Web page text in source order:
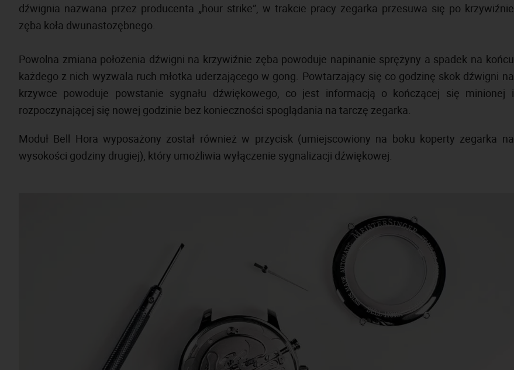
dźwignia nazwana przez producenta „hour strike”, w trakcie pracy zegarka przesuwa się po krzywiźnie
zęba koła dwunastozębnego.
Powolna zmiana położenia dźwigni na krzywiźnie zęba powoduje napinanie sprężyny a spadek na końcu
każdego z nich wyzwala ruch młotka uderzającego w gong. Powtarzający się co godzinę skok dźwigni na
krzywce powoduje powstanie sygnału dźwiękowego, co jest informacją o kończącej się minionej i
rozpoczynającej się nowej godzinie bez konieczności spoglądania na tarczę zegarka.
Moduł Bell Hora wyposażony został również w przycisk (umiejscowiony na boku koperty zegarka na
wysokości godziny drugiej), który umożliwia wyłączenie sygnalizacji dźwiękowej.